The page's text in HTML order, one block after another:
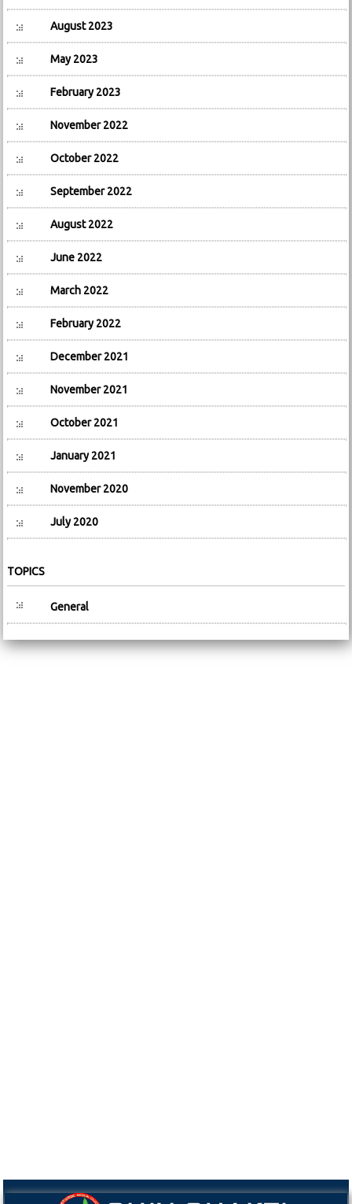
August 2023
May 2023
February 2023
November 2022
October 2022
September 2022
August 2022
June 2022
March 2022
February 2022
December 2021
November 2021
October 2021
January 2021
November 2020
July 2020
TOPICS
General